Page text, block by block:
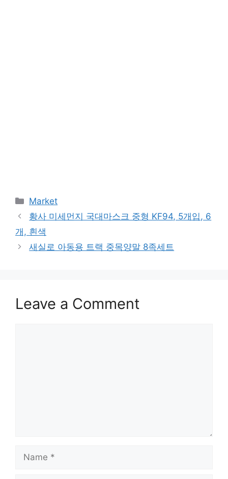
Categories
Market
황사 미세먼지 국대마스크 중형 KF94, 5개입, 6
개, 흰색
새실로 아동용 트랙 중목양말 8족세트
Leave a Comment
Name